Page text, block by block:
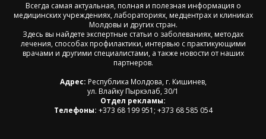
Всегда самая актуальная, полная и полезная информация о
медицинских учреждениях, лабораториях, медцентрах и клиниках
Молдовы и других стран.
Здесь вы найдете экспертные статьи о заболеваниях, методах
лечения, способах профилактики, интервью с практикующими
врачами и другими специалистами, а также новости от наших
партнеров.
Адрес: Республика Молдова, г. Кишинев,
ул. Влайку Пыркэлаб, 30/1
Отдел рекламы:
Телефоны: +373 68 199 951; +373 68 585 054